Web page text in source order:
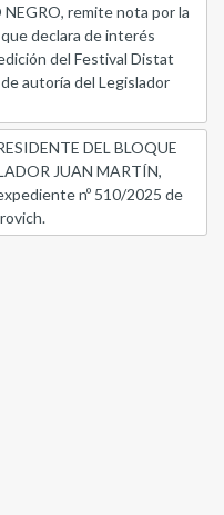
NEGRO, remite nota por la
declara de interés
del Festival Distat
autoría del Legislador
DEL BLOQUE
JUAN MARTÍN,
nº 510/2025 de